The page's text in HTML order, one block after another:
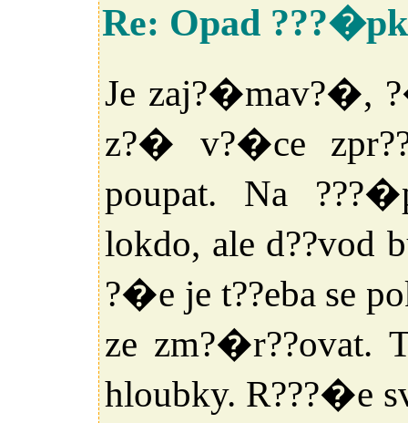
Re: Opad
Je zaj?�mav?�,
z?� v?�ce
poupat. Na
lokdo, ale d??vod
?�e je t??eba se
ze zm?�r??ovat.
hloubky. R???�e